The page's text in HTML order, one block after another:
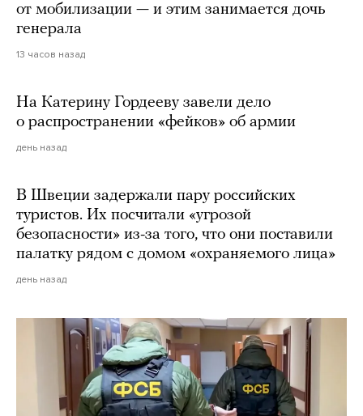
от мобилизации — и этим занимается дочь
генерала
13 часов назад
На Катерину Гордееву завели дело
о распространении «фейков» об армии
день назад
В Швеции задержали пару российских
туристов. Их посчитали «угрозой
безопасности» из-за того, что они поставили
палатку рядом с домом «охраняемого лица»
день назад